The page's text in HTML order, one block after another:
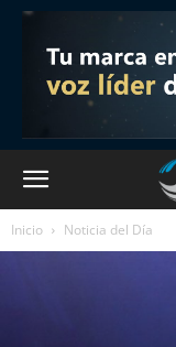
Inicio Noticia del Día